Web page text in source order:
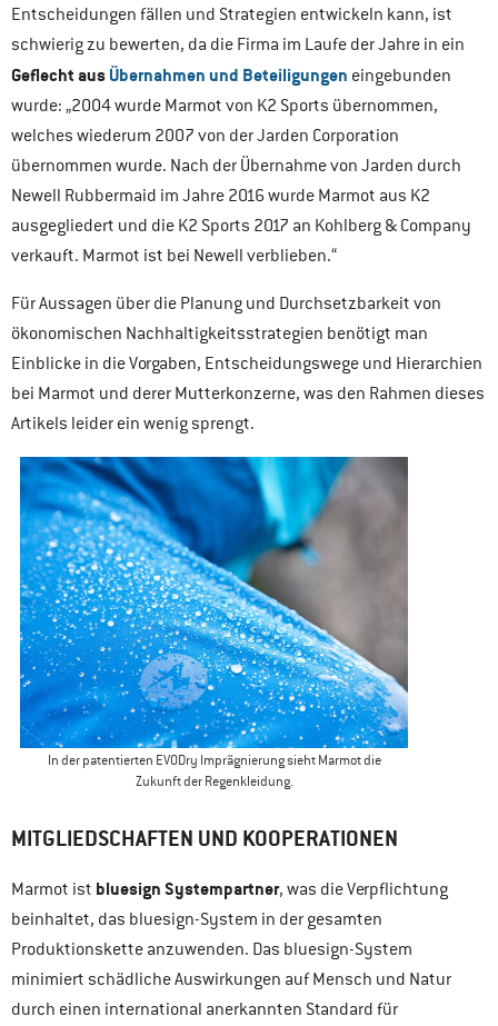
Entscheidungen fällen und Strategien entwickeln kann, ist
schwierig zu bewerten, da die Firma im Laufe der Jahre in ein
Geflecht ausÜbernahmen und Beteiligungen eingebunden
wurde: „2004 wurde Marmot von K2 Sports übernommen,
welches wiederum 2007 von der Jarden Corporation
übernommen wurde. Nach der Übernahme von Jarden durch
Newell Rubbermaid im Jahre 2016 wurde Marmot aus K2
ausgegliedert und die K2 Sports 2017 an Kohlberg & Company
verkauft. Marmot ist bei Newell verblieben.“
Für Aussagen über die Planung und Durchsetzbarkeit von
ökonomischen Nachhaltigkeitsstrategien benötigt man
Einblicke in die Vorgaben, Entscheidungswege und Hierarchien
bei Marmot und derer Mutterkonzerne, was den Rahmen dieses
Artikels leider ein wenig sprengt.
In der patentierten EVODry Imprägnierung sieht Marmot die
Zukunft der Regenkleidung.
MITGLIEDSCHAFTEN UND KOOPERATIONEN
Marmot ist bluesign Systempartner, was die Verpflichtung
beinhaltet, das bluesign-System in der gesamten
Produktionskette anzuwenden. Das bluesign-System
minimiert schädliche Auswirkungen auf Mensch und Natur
durch einen international anerkannten Standard für